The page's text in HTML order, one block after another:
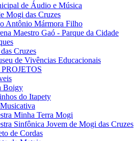
de Áudio e Música
Mogi das Cruzes
Antônio Mármora Filho
Maestro Gaó - Parque da Cidade
Cruzes
de Vivências Educacionais
Boigy
do Itapety
Minha Terra Mogi
Sinfônica Jovem de Mogi das Cruzes
de Cordas